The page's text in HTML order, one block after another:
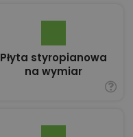
Płyta styropianowa
na wymiar